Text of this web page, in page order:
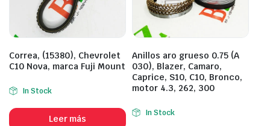
Correa, (15380), Chevrolet
C10 Nova, marca Fuji Mount
In Stock
Leer más
Anillos aro grueso 0.75 (A
030), Blazer, Camaro,
Caprice, S10, C10, Bronco,
motor 4.3, 262, 300
In Stock